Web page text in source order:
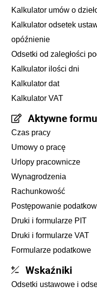
Kalkulator umów o
Kalkulator odsetek
opóźnienie
Odsetki od zaległości
Kalkulator ilości dni
Kalkulator dat
Kalkulator VAT
Aktywne
Czas pracy
Umowy o pracę
Urlopy pracownicze
Wynagrodzenia
Rachunkowość
Postępowanie
Druki i formularze PIT
Druki i formularze VAT
Formularze podatkowe
Wskaźniki
Odsetki ustawowe i